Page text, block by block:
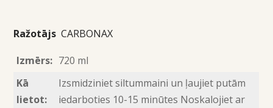
Ražotājs CARBONAX
Izmērs: 720 ml
Kā
lietot:
Izsmidziniet siltummaini un ļaujiet putām
iedarboties 10-15 minūtes Noskalojiet ar